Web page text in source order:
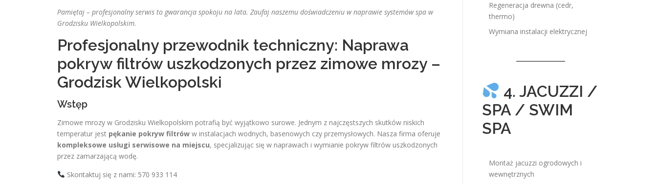
Pamiętaj – profesjonalny serwis to gwarancja spokoju na lata. Zaufaj naszemu doświadczeniu w naprawie systemów spa w
Grodzisku Wielkopolskim.
Profesjonalny przewodnik techniczny: Naprawa
pokryw filtrów uszkodzonych przez zimowe mrozy –
Grodzisk Wielkopolski
Wstęp
Zimowe mrozy w Grodzisku Wielkopolskim potrafią być wyjątkowo surowe. Jednym z najczęstszych skutków niskich
temperatur jest pękanie pokryw filtrów w instalacjach wodnych, basenowych czy przemysłowych. Nasza firma oferuje
kompleksowe usługi serwisowe na miejscu, specjalizując się w naprawach i wymianie pokryw filtrów uszkodzonych
przez zamarzającą wodę.
Skontaktuj się z nami: 570 933 114
Regeneracja drewna (cedr,
thermo)
Wymiana instalacji elektrycznej
4. JACUZZI /
SPA / SWIM
SPA
Montaż jacuzzi ogrodowych i
wewnętrznych